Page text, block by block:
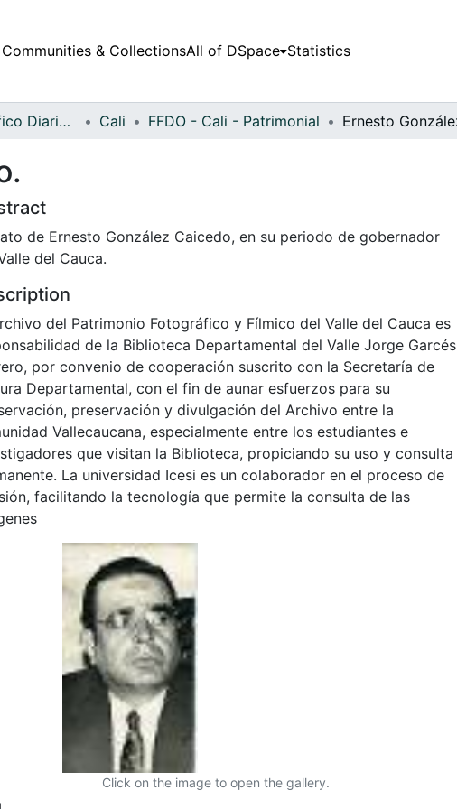
Communities & CollectionsAll of DSpace Statistics
Fondo Fotográfico Diario Occidente Cali FFDO - Cali - Patrimonial
de Ernesto González Caicedo, en su periodo de gobernador
del Cauca.
del Patrimonio Fotográfico y Fílmico del Valle del Cauca es
de la Biblioteca Departamental del Valle Jorge Garcés
por convenio de cooperación suscrito con la Secretaría de
Departamental, con el fin de aunar esfuerzos para su
preservación y divulgación del Archivo entre la
Vallecaucana, especialmente entre los estudiantes e
que visitan la Biblioteca, propiciando su uso y consulta
La universidad Icesi es un colaborador en el proceso de
facilitando la tecnología que permite la consulta de las
Click on the image to open the gallery.